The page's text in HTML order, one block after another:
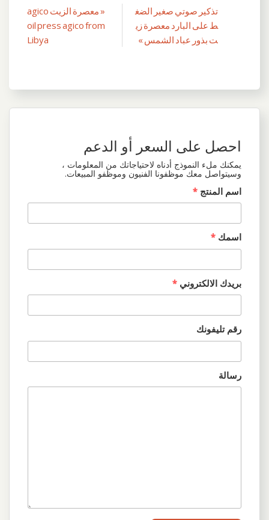
تصفّح
المقالات
« معصرة الزيت agico
oil press agico from
Libya
تذكير صوتي صغير الضغ
ط على البارد معصرة زي
ت بذور عباد الشمس »
احصل على السعر أو الدعم
يمكنك ملء النموذج أدناه لاحتياجاتك من المعلومات ،
وسيتواصل معك موظفونا الفنيون وموظفو المبيعات.
اسم المنتج *
اسمك *
بريدك الالكتروني *
رقم تليفونك
رسالة